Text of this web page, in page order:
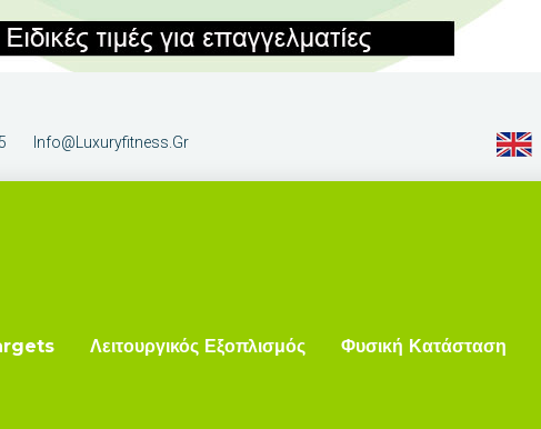
Info@luxuryfitness.gr
Λειτουργικός Εξοπλισμός Φυσική Κατάσταση